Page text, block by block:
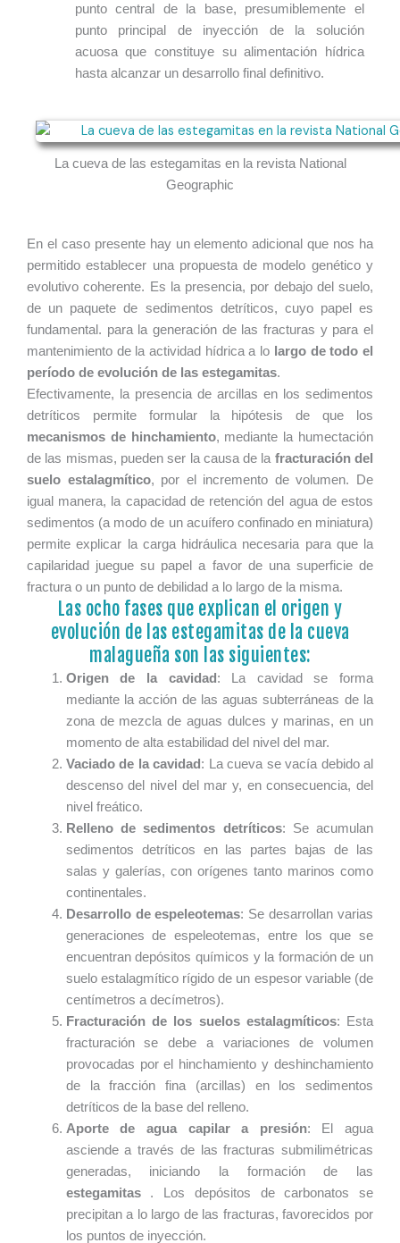
punto central de la base, presumiblemente el
punto principal de inyección de la solución
acuosa que constituye su alimentación hídrica
hasta alcanzar un desarrollo final definitivo.
La cueva de las estegamitas en la revista National
Geographic
En el caso presente hay un elemento adicional que nos ha
permitido establecer una propuesta de modelo genético y
evolutivo coherente. Es la presencia, por debajo del suelo,
de un paquete de sedimentos detríticos, cuyo papel es
fundamental. para la generación de las fracturas y para el
mantenimiento de la actividad hídrica a lo largo de todo el
período de evolución de las estegamitas.
Efectivamente, la presencia de arcillas en los sedimentos
detríticos permite formular la hipótesis de que los
mecanismos de hinchamiento, mediante la humectación
de las mismas, pueden ser la causa de la fracturación del
suelo estalagmítico, por el incremento de volumen. De
igual manera, la capacidad de retención del agua de estos
sedimentos (a modo de un acuífero confinado en miniatura)
permite explicar la carga hidráulica necesaria para que la
capilaridad juegue su papel a favor de una superficie de
fractura o un punto de debilidad a lo largo de la misma.
Las ocho fases que explican el origen y
evolución de las estegamitas de la cueva
malagueña son las siguientes:
Origen de la cavidad : La cavidad se forma
mediante la acción de las aguas subterráneas de la
zona de mezcla de aguas dulces y marinas, en un
momento de alta estabilidad del nivel del mar.
Vaciado de la cavidad : La cueva se vacía debido al
descenso del nivel del mar y, en consecuencia, del
nivel freático.
Relleno de sedimentos detríticos: Se acumulan
sedimentos detríticos en las partes bajas de las
salas y galerías, con orígenes tanto marinos como
continentales.
Desarrollo de espeleotemas: Se desarrollan varias
generaciones de espeleotemas, entre los que se
encuentran depósitos químicos y la formación de un
suelo estalagmítico rígido de un espesor variable (de
centímetros a decímetros).
Fracturación de los suelos estalagmíticos: Esta
fracturación se debe a variaciones de volumen
provocadas por el hinchamiento y deshinchamiento
de la fracción fina (arcillas) en los sedimentos
detríticos de la base del relleno.
Aporte de agua capilar a presión: El agua
asciende a través de las fracturas submilimétricas
generadas, iniciando la formación de las
estegamitas. Los depósitos de carbonatos se
precipitan a lo largo de las fracturas, favorecidos por
los puntos de inyección.